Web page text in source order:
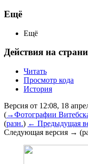
Ещё
Ещё
Действия на
Читать
Просмотр кода
История
Версия от 12:08, 18
(→Фотографии
(разн.) ← Предыдущая
Следующая версия →